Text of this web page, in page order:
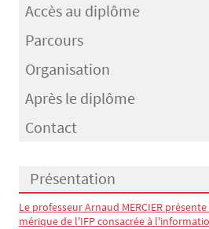
Accès au diplôme
Parcours
Organisation
Après le diplôme
Contact
Présentation
Présentation
Le professeur Arnaud MERCIER
mérique de l'IFP consacrée à